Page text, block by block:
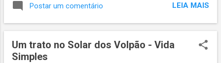
montanha. Gostei de ver jovens, crianças e
e bolsa de...
aqui ou abaixo. Beijo do gordo!
Postar um comentário LEIA MAIS
Um trato no Solar dos Volpão - Vida
Simples